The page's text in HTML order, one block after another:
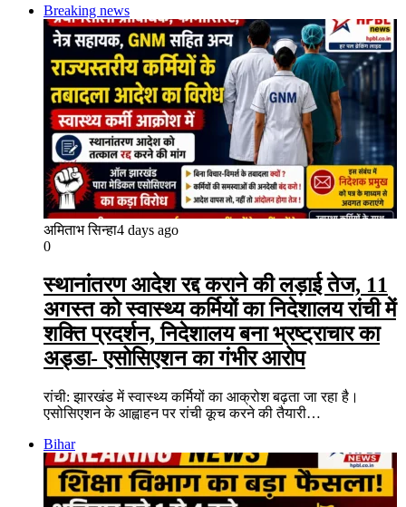
Breaking news
अमिताभ सिन्हा4 days ago
0
स्थानांतरण आदेश रद्द कराने की लड़ाई तेज, 11
अगस्त को स्वास्थ्य कर्मियों का निदेशालय रांची में
शक्ति प्रदर्शन, निदेशालय बना भ्रष्ट्राचार का
अड्डा- एसोसिएशन का गंभीर आरोप
रांची: झारखंड में स्वास्थ्य कर्मियों का आक्रोश बढ़ता जा रहा है।
एसोसिएशन के आह्वाहन पर रांची कूच करने की तैयारी…
Bihar